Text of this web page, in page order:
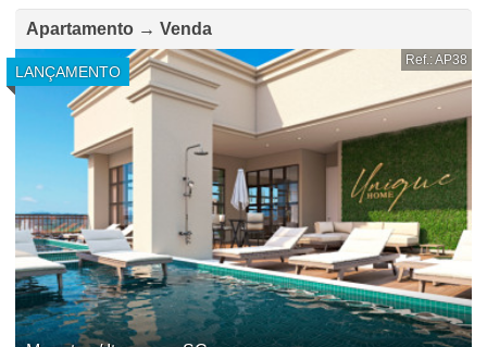
Apartamento → Venda
LANÇAMENTO
Ref.: AP38